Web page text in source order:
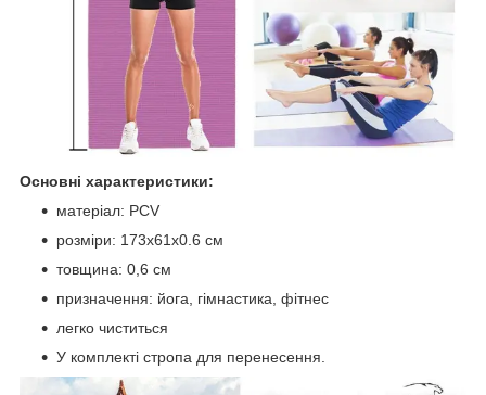
Основні характеристики:
матеріал: PCV
розміри: 173x61x0.6 см
товщина: 0,6 см
призначення: йога, гімнастика, фітнес
легко чиститься
У комплекті стропа для перенесення.